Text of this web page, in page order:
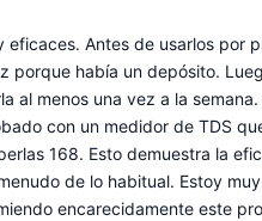
eficaces. Antes de usarlos por
porque había un depósito.
al menos una vez a la
con un medidor de TDS
168. Esto demuestra la
de lo habitual. Estoy
encarecidamente este